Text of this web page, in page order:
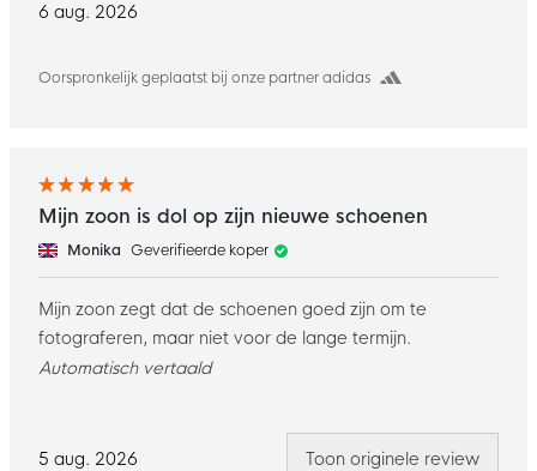
6 aug. 2026
Oorspronkelijk geplaatst bij onze partner adidas
5 aug. 2026
Mijn zoon is dol op zijn nieuwe schoenen
Monika Geverifieerde koper
Mijn zoon zegt dat de schoenen goed zijn om te
fotograferen, maar niet voor de lange termijn.
Automatisch vertaald
Toon originele review